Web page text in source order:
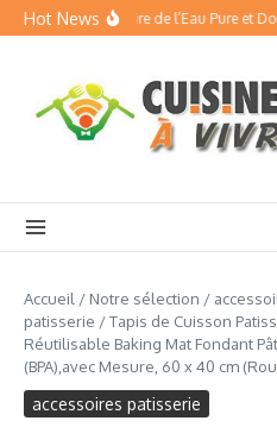
Aller au contenu
Hot News
d’Eau : Boire de l’Eau Pure et
Accueil / Notre sélection /
patisserie /Tapis de Cuisson
Réutilisable Baking Mat Fondant
(BPA),avec Mesure, 60 x 40 cm
accessoires patisserie